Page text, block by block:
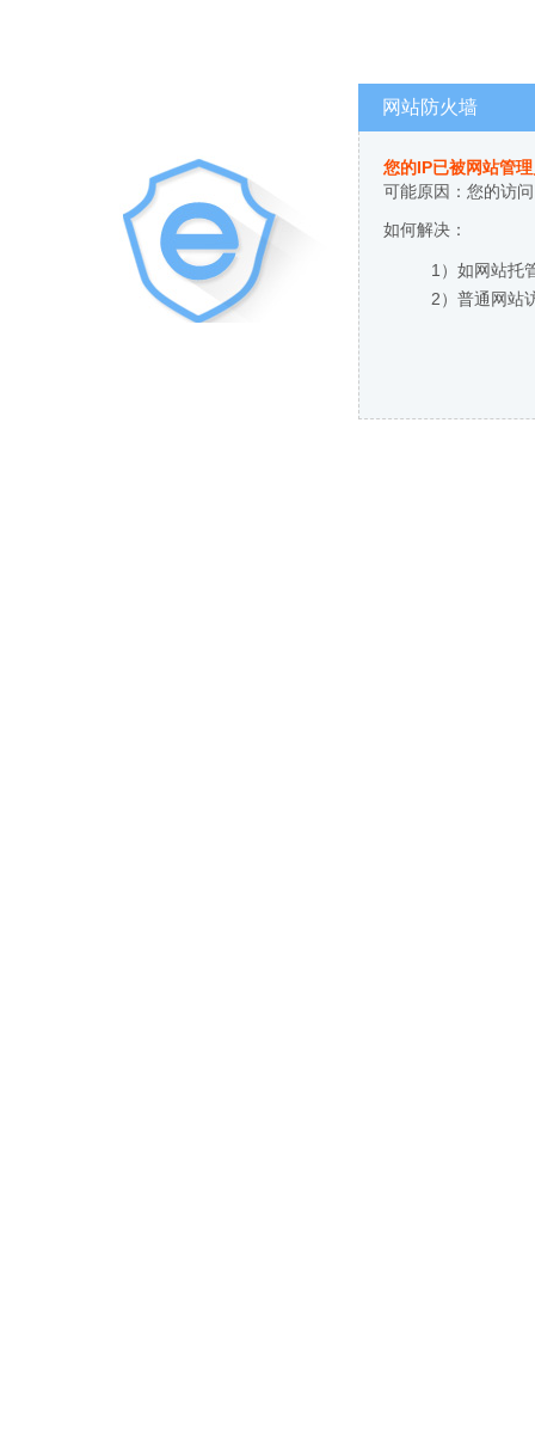
网站防火墙
您的IP已被网站管
可能原因：您的访
如何解决：
1）如网站托
2）普通网站